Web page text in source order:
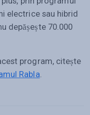
electrice sau hibrid
depășește 70.000
program, citește
Rabla